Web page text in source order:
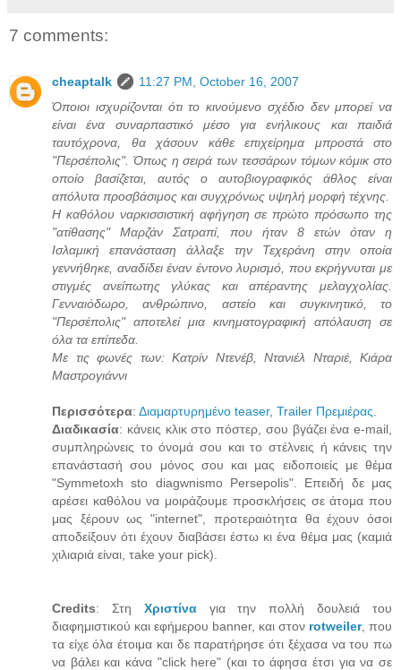
7 comments:
cheaptalk
11:27 PM, October 16, 2007
Όποιοι ισχυρίζονται ότι το κινούμενο σχέδιο δεν μπορεί να
είναι ένα συναρπαστικό μέσο για ενήλικους και παιδιά
ταυτόχρονα, θα χάσουν κάθε επιχείρημα μπροστά στο
"Περσέπολις". Όπως η σειρά των τεσσάρων τόμων κόμικ στο
οποίο βασίζεται, αυτός ο αυτοβιογραφικός άθλος είναι
απόλυτα προσβάσιμος και συγχρόνως υψηλή μορφή τέχνης.
Η καθόλου ναρκισσιστική αφήγηση σε πρώτο πρόσωπο της
"ατίθασης" Μαρζάν Σατραπί, που ήταν 8 ετών όταν η
Ισλαμική επανάσταση άλλαξε την Τεχεράνη στην οποία
γεννήθηκε, αναδίδει έναν έντονο λυρισμό, που εκρήγνυται με
στιγμές ανείπωτης γλύκας και απέραντης μελαγχολίας.
Γενναιόδωρο, ανθρώπινο, αστείο και συγκινητικό, το
"Περσέπολις" αποτελεί μια κινηματογραφική απόλαυση σε
όλα τα επίπεδα.
Με τις φωνές των: Κατρίν Ντενέβ, Ντανιέλ Νταριέ, Κιάρα
Μαστρογιάννι
Περισσότερα: Διαμαρτυρημένο teaser, Trailer Πρεμιέρας
Διαδικασία: κάνεις κλικ στο πόστερ, σου βγάζει ένα e-mail,
συμπληρώνεις το όνομά σου και το στέλνεις ή κάνεις την
επανάστασή σου μόνος σου και μας ειδοποιείς με θέμα
"Symmetoxh sto diagwnismo Persepolis". Επειδή δε μας
αρέσει καθόλου να μοιράζουμε προσκλήσεις σε άτομα που
μας ξέρουν ως "internet", προτεραιότητα θα έχουν όσοι
αποδείξουν ότι έχουν διαβάσει έστω κι ένα θέμα μας (καμιά
χιλιαριά είναι, τake your pick).
Credits: Στη Χριστίναγια την πολλή δουλειά του
διαφημιστικού και εφήμερου banner, και στον rotweiler, που
τα είχε όλα έτοιμα και δε παρατήρησε ότι ξέχασα να του πω
να βάλει και κάνα "click here" (και το άφησα έτσι για να σε